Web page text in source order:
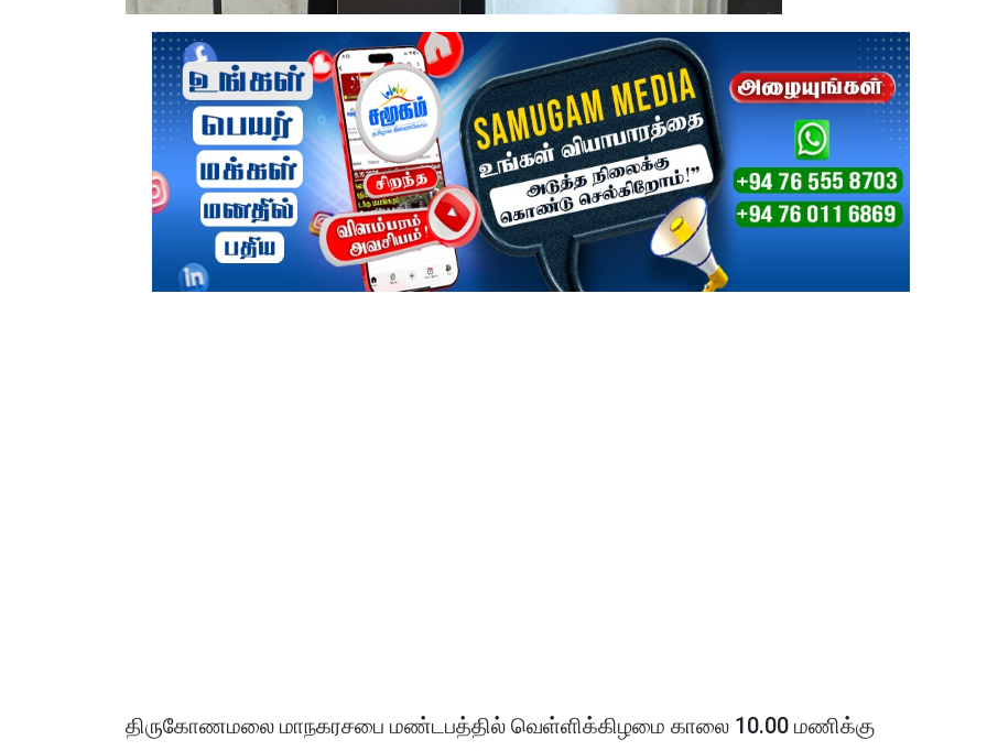
திருகோணமலை மாநகரசபை மண்டபத்தில் வெள்ளிக்கிழமை காலை 10.00 மணிக்கு